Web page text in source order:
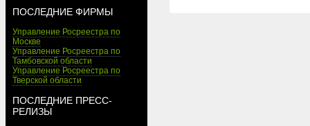
ПОСЛЕДНИЕ ФИРМЫ
Управление Росреестра по
Москве
Управление Росреестра по
Тамбовской области
Управление Росреестра по
Тверской области
ПОСЛЕДНИЕ ПРЕСС-
РЕЛИЗЫ